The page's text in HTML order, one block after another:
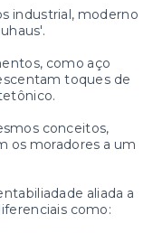
industrial, moderno
como aço
toques de
conceitos,
os moradores a um
aliada a
como: